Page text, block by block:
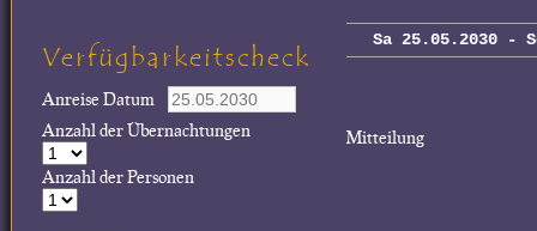
Sa 25.05.2030 -
Mitteilung
Verfügbarkeitscheck
Anreise Datum
Anzahl der Übernachtungen
Anzahl der Personen